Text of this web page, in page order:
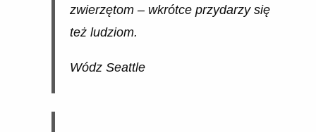
zwierzętom – wkrótce przydarzy się
też ludziom.
Wódz Seattle